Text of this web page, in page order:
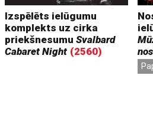
Izspēlēts ielūgumu
komplekts uz cirka
priekšnesumuSvalbard
Cabaret Night (2560)